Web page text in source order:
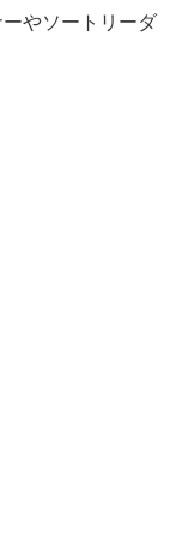
やソートリーダ